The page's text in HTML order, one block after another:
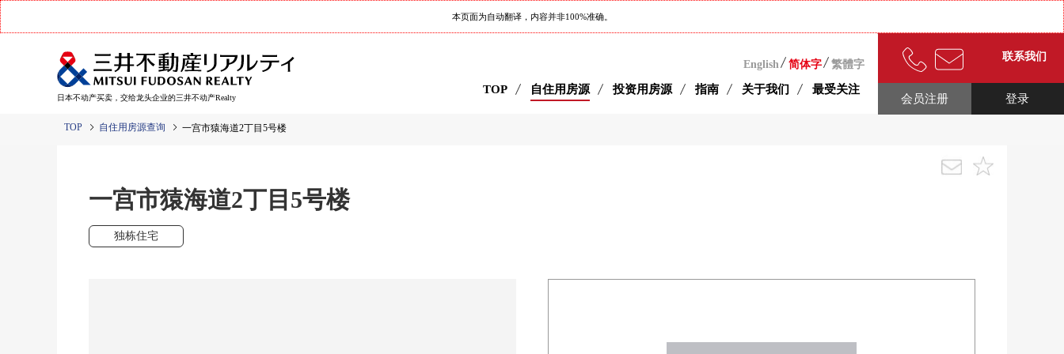
本页面为自动翻译，内容并非100%准确。
日本不动产买卖，交给龙头企业的三井不动产Realty
English 简体字 繁體字
TOP 自住用房源 投资用房源 指南 关于我们 最受关注
联系我们
登录
会员注册
TOP 自住用房源查询 一宫市猿海道2丁目5号楼
一宫市猿海道2丁目5号楼
独栋住宅